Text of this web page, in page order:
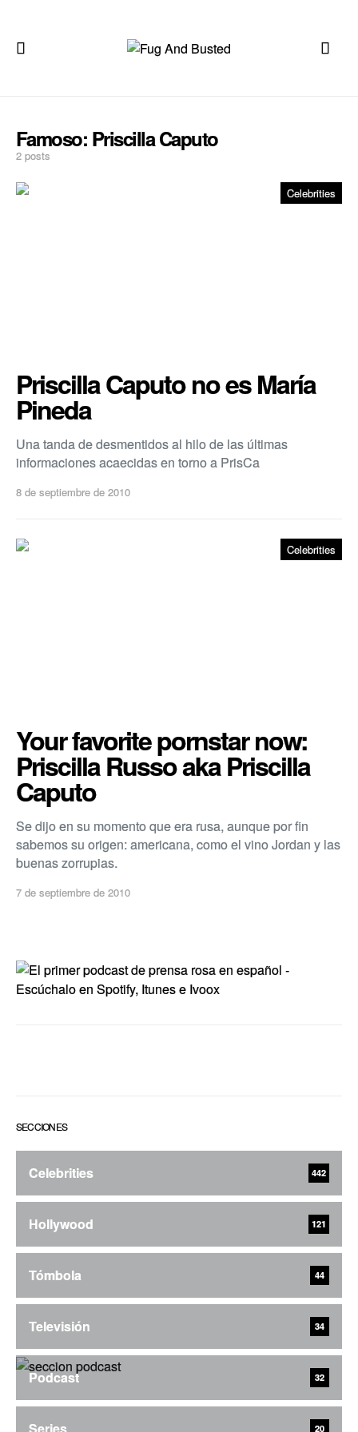
Famoso: Priscilla Caputo
2 posts
Celebrities
Priscilla Caputo no es Marí­a
Pineda
Una tanda de desmentidos al hilo de las últimas
informaciones acaecidas en torno a PrisCa
8 de septiembre de 2010
Celebrities
Your favorite pornstar now:
Priscilla Russo aka Priscilla
Caputo
Se dijo en su momento que era rusa, aunque por fin
sabemos su origen: americana, como el vino Jordan y las
buenas zorrupias.
7 de septiembre de 2010
SECCIONES
Celebrities 442
Hollywood 121
Tómbola 44
Televisión 34
Podcast 32
20